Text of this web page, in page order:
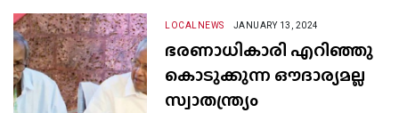
LOCALNEWS JANUARY 13, 2024
ഭരണാധികാരി എറിഞ്ഞു
കൊടുക്കുന്ന ഔദാര്യമല്ല
സ്വാതന്ത്ര്യം